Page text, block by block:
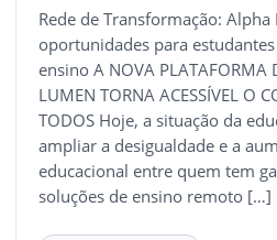
Rede de Transformação: Alpha
oportunidades para
ensino A NOVA PLATAFORMA
LUMEN TORNA ACESSÍVEL O
TODOS Hoje, a situação da
ampliar a desigualdade e a
educacional entre quem tem
soluções de ensino remoto […]